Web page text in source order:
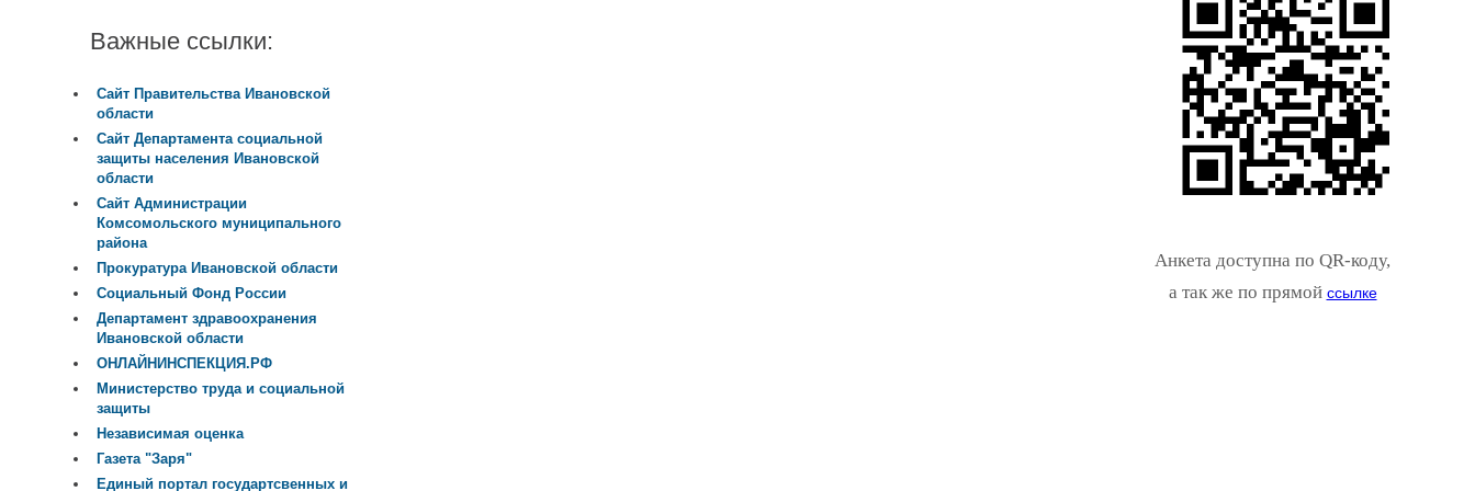
Важные ссылки:
Сайт Правительства Ивановской
области
Сайт Департамента социальной
защиты населения Ивановской
области
Сайт Администрации
Комсомольского муниципального
района
Прокуратура Ивановской области
Социальный Фонд России
Департамент здравоохранения
Ивановской области
ОНЛАЙНИНСПЕКЦИЯ.РФ
Министерство труда и социальной
защиты
Независимая оценка
Газета "Заря"
Единый портал государтсвенных и
Анкета доступна по QR-коду,
а так же по прямой ссылке